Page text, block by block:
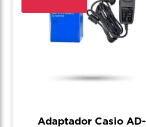
Adaptador Casio AD-